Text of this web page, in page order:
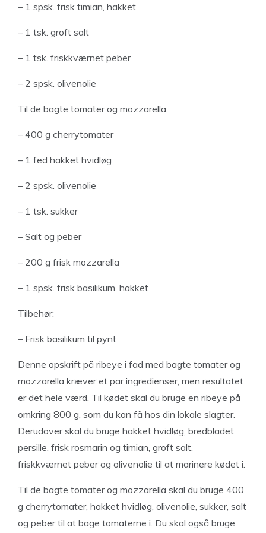
– 1 spsk. frisk timian, hakket
– 1 tsk. groft salt
– 1 tsk. friskkværnet peber
– 2 spsk. olivenolie
Til de bagte tomater og mozzarella:
– 400 g cherrytomater
– 1 fed hakket hvidløg
– 2 spsk. olivenolie
– 1 tsk. sukker
– Salt og peber
– 200 g frisk mozzarella
– 1 spsk. frisk basilikum, hakket
Tilbehør:
– Frisk basilikum til pynt
Denne opskrift på ribeye i fad med bagte tomater og
mozzarella kræver et par ingredienser, men resultatet
er det hele værd. Til kødet skal du bruge en ribeye på
omkring 800 g, som du kan få hos din lokale slagter.
Derudover skal du bruge hakket hvidløg, bredbladet
persille, frisk rosmarin og timian, groft salt,
friskkværnet peber og olivenolie til at marinere kødet i.
Til de bagte tomater og mozzarella skal du bruge 400
g cherrytomater, hakket hvidløg, olivenolie, sukker, salt
og peber til at bage tomaterne i. Du skal også bruge